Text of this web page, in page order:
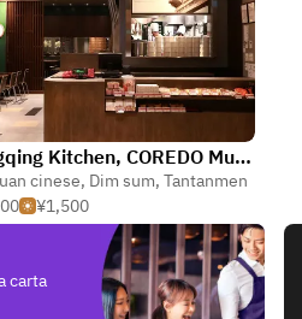
Chongqing Kitchen, COREDO Muromachi 2
cinese, Dim sum, Tantanmen
¥1,500
carta